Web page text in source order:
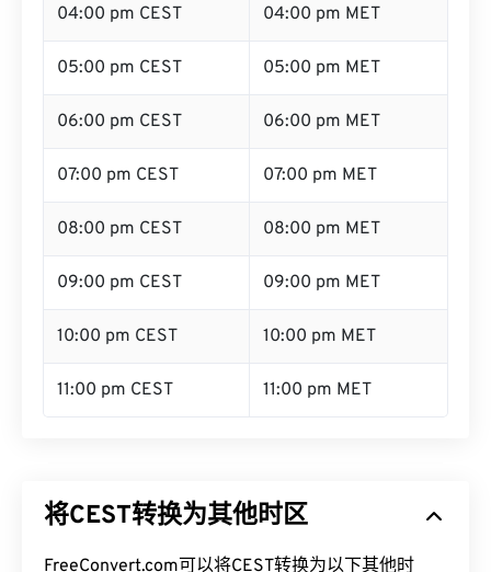
04:00 pm CEST 04:00 pm MET
05:00 pm CEST 05:00 pm MET
06:00 pm CEST 06:00 pm MET
07:00 pm CEST 07:00 pm MET
08:00 pm CEST 08:00 pm MET
09:00 pm CEST 09:00 pm MET
10:00 pm CEST 10:00 pm MET
11:00 pm CEST 11:00 pm MET
将CEST转换为其他时区
FreeConvert.com可以将CEST转换为以下其他时